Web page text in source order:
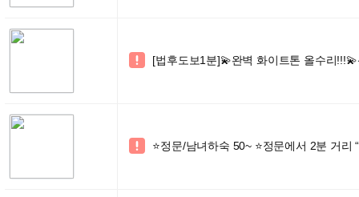
 [법후도보1분]💫완벽 화이트톤 올수리
 ⭐정문/남녀하숙 50~ ⭐정문에서 2분 거리